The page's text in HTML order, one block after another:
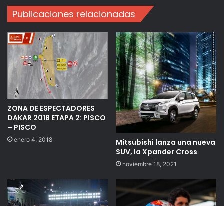
Publicaciones relacionadas
ZONA DE ESPECTADORES
DAKAR 2018 ETAPA 2: PISCO
– PISCO
enero 4, 2018
Mitsubishi lanza una nueva
SUV, la Xpander Cross
noviembre 18, 2021